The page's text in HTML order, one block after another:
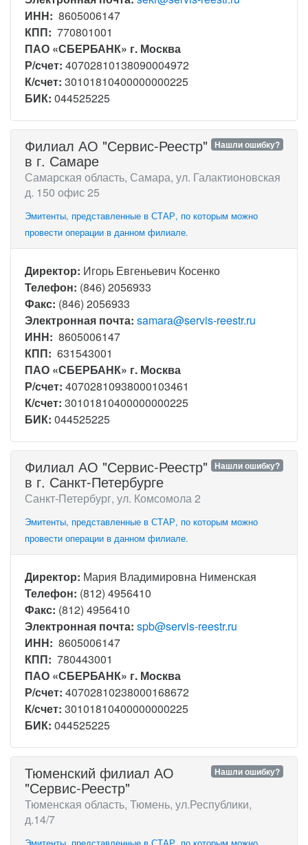
ИНН: 8605006147
КПП: 770801001
ПАО «СБЕРБАНК» г. Москва
Р/счет: 40702810138090004972
К/счет: 30101810400000000225
БИК: 044525225
Нашли ошибку?
Филиал АО "Сервис-Реестр"
в г. Самаре
Самарская область, Самара, ул. Галактионовская
д. 150 офис 25
Эмитенты, представленные в СТАР, по которым можно
провести операции в данном филиале.
Директор: Игорь Евгеньевич Косенко
Телефон: (846) 2056933
Факс: (846) 2056933
Электронная почта: samara@servis-reestr.ru
ИНН: 8605006147
КПП: 631543001
ПАО «СБЕРБАНК» г. Москва
Р/счет: 40702810938000103461
К/счет: 30101810400000000225
БИК: 044525225
Нашли ошибку?
Филиал АО "Сервис-Реестр"
в г. Санкт-Петербурге
Санкт-Петербург, ул. Комсомола 2
Эмитенты, представленные в СТАР, по которым можно
провести операции в данном филиале.
Директор: Мария Владимировна Нименская
Телефон: (812) 4956410
Факс: (812) 4956410
Электронная почта: spb@servis-reestr.ru
ИНН: 8605006147
КПП: 780443001
ПАО «СБЕРБАНК» г. Москва
Р/счет: 40702810238000168672
К/счет: 30101810400000000225
БИК: 044525225
Нашли ошибку?
Тюменский филиал АО
"Сервис-Реестр"
Тюменская область, Тюмень, ул.Республики,
д.14/7